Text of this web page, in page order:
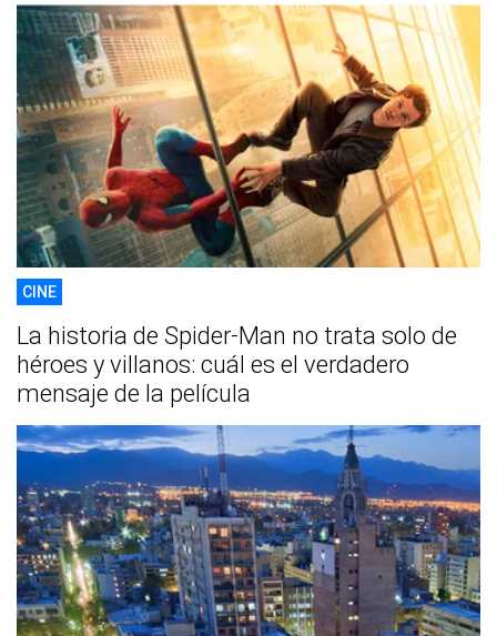
CINE
La historia de Spider-Man no trata solo de
héroes y villanos: cuál es el verdadero
mensaje de la película